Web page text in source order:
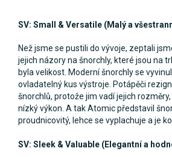
SV: Small & Versatile (Malý a
Než jsme se pustili do vývoje, zeptali
jejich názory na šnorchly, které jsou na
byla velikost. Moderní šnorchly se
ovladatelný kus výstroje. Potápěči
šnorchlů, protože jim vadí jejich
nízký výkon. A tak Atomic představil
proudnicovitý, lehce se vyplachuje a je
SV: Sleek & Valuable (Elegantní a